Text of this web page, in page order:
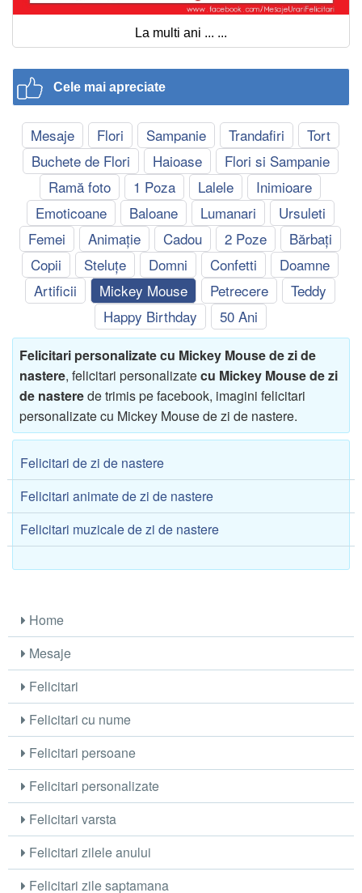
Conecteaza-te
La multi ani ... ...
Cele mai apreciate
Mesaje Flori Sampanie Trandafiri
Tort
Buchete de Flori
Haioase
Flori si Sampanie
Ramă foto
1 Poza Lalele
Inimioare
Emoticoane
Baloane Lumanari
Ursuleti
Femei
Animație Cadou 2 Poze
Bărbați
Copii
Steluțe Domni Confetti
Doamne
Artificii
Mickey Mouse Petrecere
Teddy
Happy Birthday
50 Ani
Felicitari personalizate cu Mickey Mouse de zi de
nastere, felicitari personalizatecu Mickey Mouse de zi
de nasterede trimis pe facebook, imagini felicitari
personalizate cu Mickey Mouse de zi de nastere.
Felicitari de zi de nastere
Felicitari animate de zi de nastere
Felicitari muzicale de zi de nastere
Home
Mesaje
Felicitari
Felicitari cu nume
Felicitari persoane
Felicitari personalizate
Felicitari varsta
Felicitari zilele anului
Felicitari zile saptamana